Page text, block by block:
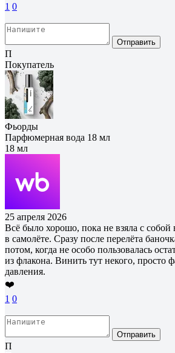
1 0
Отправить
П
Покупатель
Фьорды
Парфюмерная вода 18 мл
18 мл
25 апреля 2026
Всё было хорошо, пока не взяла с собой
в самолёте. Сразу после перелёта
потом, когда не особо пользовалась
из флакона. Винить тут некого, просто
давления.
❤️
1 0
Отправить
П